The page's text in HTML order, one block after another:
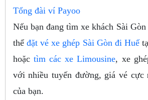
Tổng đài ví Payoo
Nếu bạn đang tìm xe khách Sài
thể đặt vé xe ghép Sài Gòn đi Huế
hoặc tìm các xe Limousine, xe
với nhiều tuyến đường, giá vé cực
của bạn.